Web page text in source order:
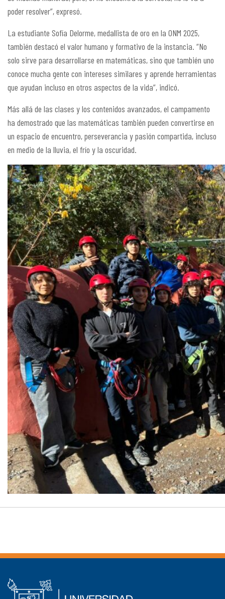
poder resolver”, expresó.
La estudiante Sofía Delorme, medallista de oro en la ONM 2025,
también destacó el valor humano y formativo de la instancia. “No
solo sirve para desarrollarse en matemáticas, sino que también uno
conoce mucha gente con intereses similares y aprende herramientas
que ayudan incluso en otros aspectos de la vida”, indicó.
Más allá de las clases y los contenidos avanzados, el campamento
ha demostrado que las matemáticas también pueden convertirse en
un espacio de encuentro, perseverancia y pasión compartida, incluso
en medio de la lluvia, el frío y la oscuridad.